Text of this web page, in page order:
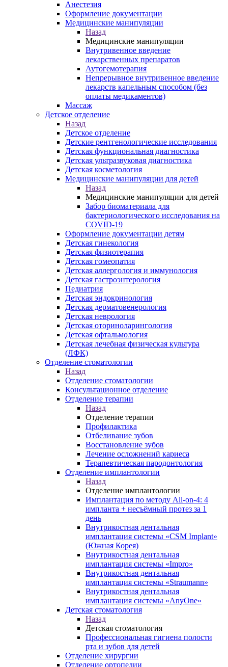
Анестезия
Оформление документации
Медицинские манипуляции
Назад
Медицинские манипуляции
Внутривенное введение
лекарственных препаратов
Аутогемотерапия
Непрерывное внутривенное введение
лекарств капельным способом (без
оплаты медикаментов)
Массаж
Детское отделение
Назад
Детское отделение
Детские рентгенологические исследования
Детская функциональная диагностика
Детская ультразвуковая диагностика
Детская косметология
Медицинские манипуляции для детей
Назад
Медицинские манипуляции для детей
Забор биоматериала для
бактериологического исследования на
COVID-19
Оформление документации детям
Детская гинекология
Детская физиотерапия
Детская гомеопатия
Детская аллергология и иммунология
Детская гастроэнтерология
Педиатрия
Детская эндокринология
Детская дерматовенерология
Детская неврология
Детская оториноларингология
Детская офтальмология
Детская лечебная физическая культура
(ЛФК)
Отделение стоматологии
Назад
Отделение стоматологии
Консультационное отделение
Отделение терапии
Назад
Отделение терапии
Профилактика
Отбеливание зубов
Восстановление зубов
Лечение осложнений кариеса
Терапевтическая пародонтология
Отделение имплантологии
Назад
Отделение имплантологии
Имплантация по методу All-on-4: 4
импланта + несъёмный протез за 1
день
Внутрикостная дентальная
имплантация системы «CSM Implant»
(Южная Корея)
Внутрикостная дентальная
имплантация системы «Impro»
Внутрикостная дентальная
имплантация системы «Straumann»
Внутрикостная дентальная
имплантация системы «AnyOne»
Детская стоматология
Назад
Детская стоматология
Профессиональная гигиена полости
рта и зубов для детей
Отделение хирургии
Отделение ортопедии